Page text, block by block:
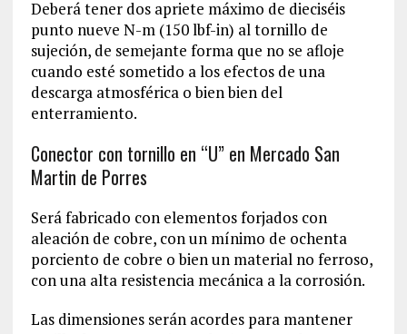
Deberá tener dos apriete máximo de dieciséis
punto nueve N-m (150 lbf-in) al tornillo de
sujeción, de semejante forma que no se afloje
cuando esté sometido a los efectos de una
descarga atmosférica o bien bien del
enterramiento.
Conector con tornillo en “U” en Mercado San
Martin de Porres
Será fabricado con elementos forjados con
aleación de cobre, con un mínimo de ochenta
porciento de cobre o bien un material no ferroso,
con una alta resistencia mecánica a la corrosión.
Las dimensiones serán acordes para mantener